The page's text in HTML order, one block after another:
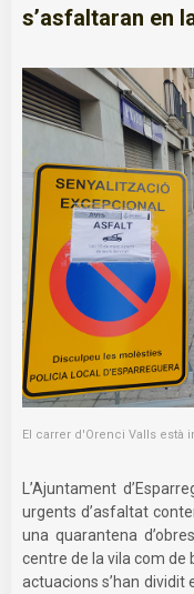
s’asfaltaran en
El carrer d'Orenci Valls
L’Ajuntament
urgents d’asfaltat
una quarantena
centre de la vila com de
actuacions s’han dividit